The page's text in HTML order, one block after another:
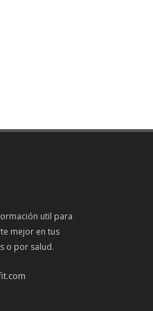
util para
mejor en tus
o por salud.